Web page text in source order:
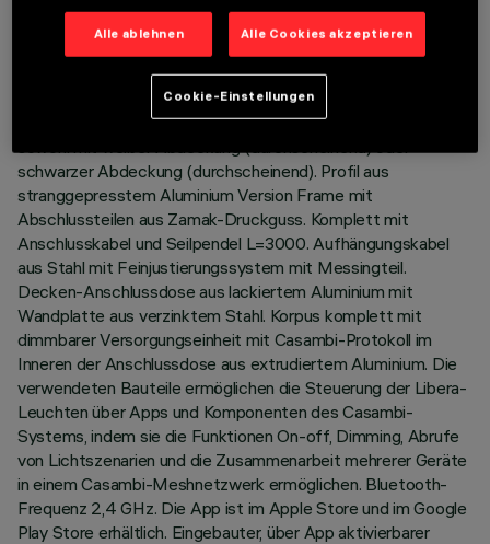
Beleuchtungskörper mit Lichtausgabe Down (70%) und Up
(30%) mit einfarbigen LED-Lichtquellen 3500K CRI90
Version für Lichtausstrahlung mit kontrollierter Leuchtdichte
UGR< 19- gemäß Norm für den Einsatz in Flächen mit starker
Bildschirmnutzung. Space Opti-Diamond-Optik erhältlich
sowohl mit weißer Abdeckung (durchscheinend) oder
schwarzer Abdeckung (durchscheinend). Profil aus
stranggepresstem Aluminium Version Frame mit
Abschlussteilen aus Zamak-Druckguss. Komplett mit
Anschlusskabel und Seilpendel L=3000. Aufhängungskabel
aus Stahl mit Feinjustierungssystem mit Messingteil.
Decken-Anschlussdose aus lackiertem Aluminium mit
Wandplatte aus verzinktem Stahl. Korpus komplett mit
dimmbarer Versorgungseinheit mit Casambi-Protokoll im
Inneren der Anschlussdose aus extrudiertem Aluminium. Die
verwendeten Bauteile ermöglichen die Steuerung der Libera-
Leuchten über Apps und Komponenten des Casambi-
Systems, indem sie die Funktionen On-off, Dimming, Abrufe
von Lichtszenarien und die Zusammenarbeit mehrerer Geräte
in einem Casambi-Meshnetzwerk ermöglichen. Bluetooth-
Frequenz 2,4 GHz. Die App ist im Apple Store und im Google
Play Store erhältlich. Eingebauter, über App aktivierbarer
Alle ablehnen Alle Cookies akzeptieren
Cookie-Einstellungen